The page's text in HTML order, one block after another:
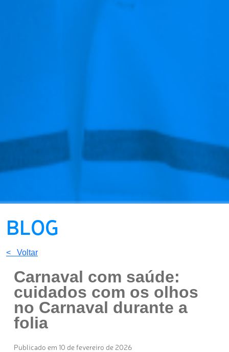
BLOG
< Voltar
Carnaval com saúde:
cuidados com os olhos
no Carnaval durante a
folia
Publicado em 10 de fevereiro de 2026